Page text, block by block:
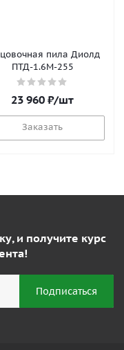
пила Диолд
ПТД-1.6М-255
23 960 ₽/шт
Заказать
и получите курс